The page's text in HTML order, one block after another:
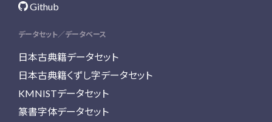
Github
データセット／データベース
日本古典籍データセット
日本古典籍くずし字データセット
KMNISTデータセット
篆書字体データセット